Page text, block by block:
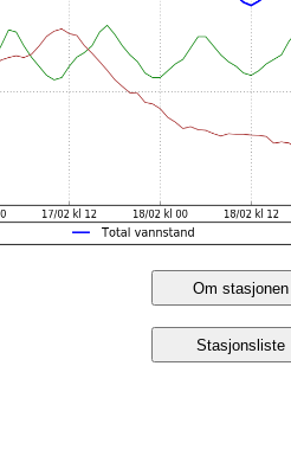
Om stasjonen
Stasjonsliste